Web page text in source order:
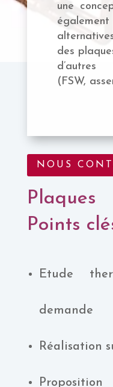
une
des
d’autres
(FSW,
NOUS
Plaques
Points
Etude
demande
Réalisation
Proposition